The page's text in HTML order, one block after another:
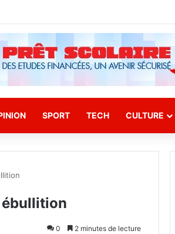
SPORT TECH CULTURE
ébullition
0 2 minutes de lecture